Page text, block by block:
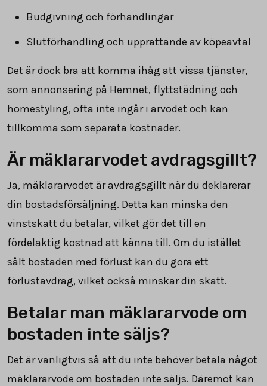
Budgivning och förhandlingar
Slutförhandling och upprättande av köpeavtal
Det är dock bra att komma ihåg att vissa tjänster,
som annonsering på Hemnet, flyttstädning och
homestyling, ofta inte ingår i arvodet och kan
tillkomma som separata kostnader.
Är mäklararvodet avdragsgillt?
Ja, mäklararvodet är avdragsgillt när du deklarerar
din bostadsförsäljning. Detta kan minska den
vinstskatt du betalar, vilket gör det till en
fördelaktig kostnad att känna till. Om du istället
sålt bostaden med förlust kan du göra ett
förlustavdrag, vilket också minskar din skatt.
Betalar man mäklararvode om
bostaden inte säljs?
Det är vanligtvis så att du inte behöver betala något
mäklararvode om bostaden inte säljs. Däremot kan